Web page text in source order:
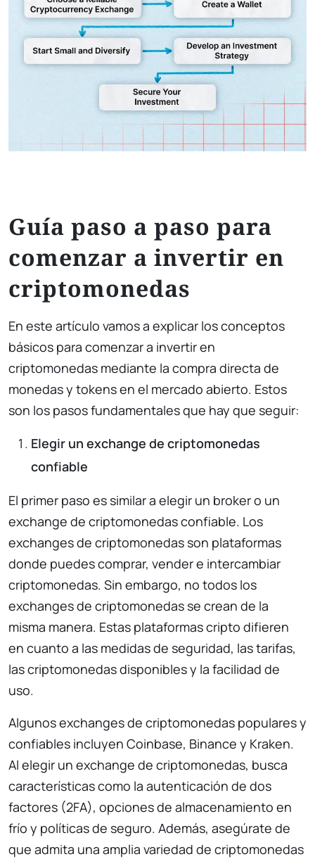
Guía paso a paso para
comenzar a invertir en
criptomonedas
En este artículo vamos a explicar los conceptos
básicos para comenzar a invertir en
criptomonedas mediante la compra directa de
monedas y tokens en el mercado abierto. Estos
son los pasos fundamentales que hay que seguir:
Elegir un exchange de criptomonedas
confiable
El primer paso es similar a elegir un broker o un
exchange de criptomonedas confiable. Los
exchanges de criptomonedas son plataformas
donde puedes comprar, vender e intercambiar
criptomonedas. Sin embargo, no todos los
exchanges de criptomonedas se crean de la
misma manera. Estas plataformas cripto difieren
en cuanto a las medidas de seguridad, las tarifas,
las criptomonedas disponibles y la facilidad de
uso.
Algunos exchanges de criptomonedas populares y
confiables incluyen Coinbase, Binance y Kraken.
Al elegir un exchange de criptomonedas, busca
características como la autenticación de dos
factores (2FA), opciones de almacenamiento en
frío y políticas de seguro. Además, asegúrate de
que admita una amplia variedad de criptomonedas